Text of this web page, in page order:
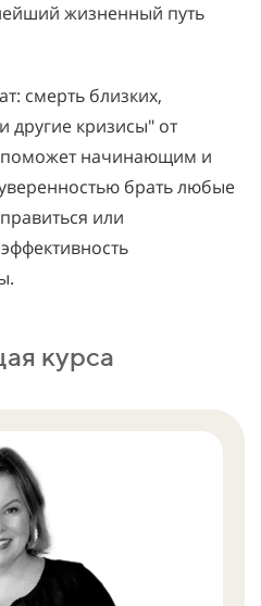
жизненный путь
смерть близких,
другие кризисы" от
поможет начинающим и
брать любые
или
курса